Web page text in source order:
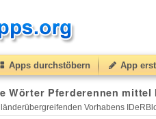
Apps durchstöbern App
Wörter Pferderennen mittel
Vorhabens